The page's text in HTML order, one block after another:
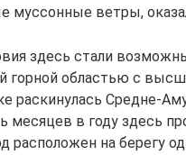
муссонные ветры,
здесь стали
горной областью с
раскинулась Средне-
месяцев в году здесь
расположен на берегу